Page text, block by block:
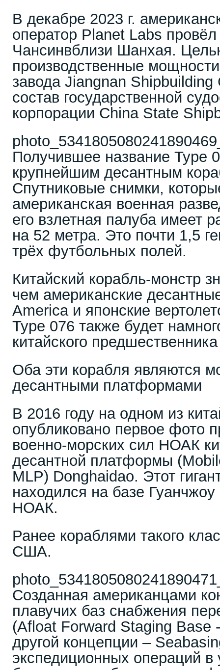
В декабре 2023 г.
оператор Planet Labs
Чансинвблизи Шанхая.
производственные
завода Jiangnan Shipbuilding
состав государственной
корпорации China State
Получившее название Type
крупнейшим десантным
Спутниковые снимки,
американская военная
его взлетная палуба имеет
на 52 метра. Это почти 1,5
трёх футбольных полей.
Китайский корабль-монстр
чем американские
America и японские
Type 076 также будет
китайского
Оба эти корабля являются
десантными платформами
В 2016 году на одном из
опубликовано первое фото
военно-морских сил НОАК
десантной платформы
MLP) Donghaidao. Этот
находился на базе
НОАК.
Ранее кораблями такого
США.
Созданная американцами
плавучих баз снабжения
(Afloat Forward Staging Base
другой концепции –
экспедиционных операций